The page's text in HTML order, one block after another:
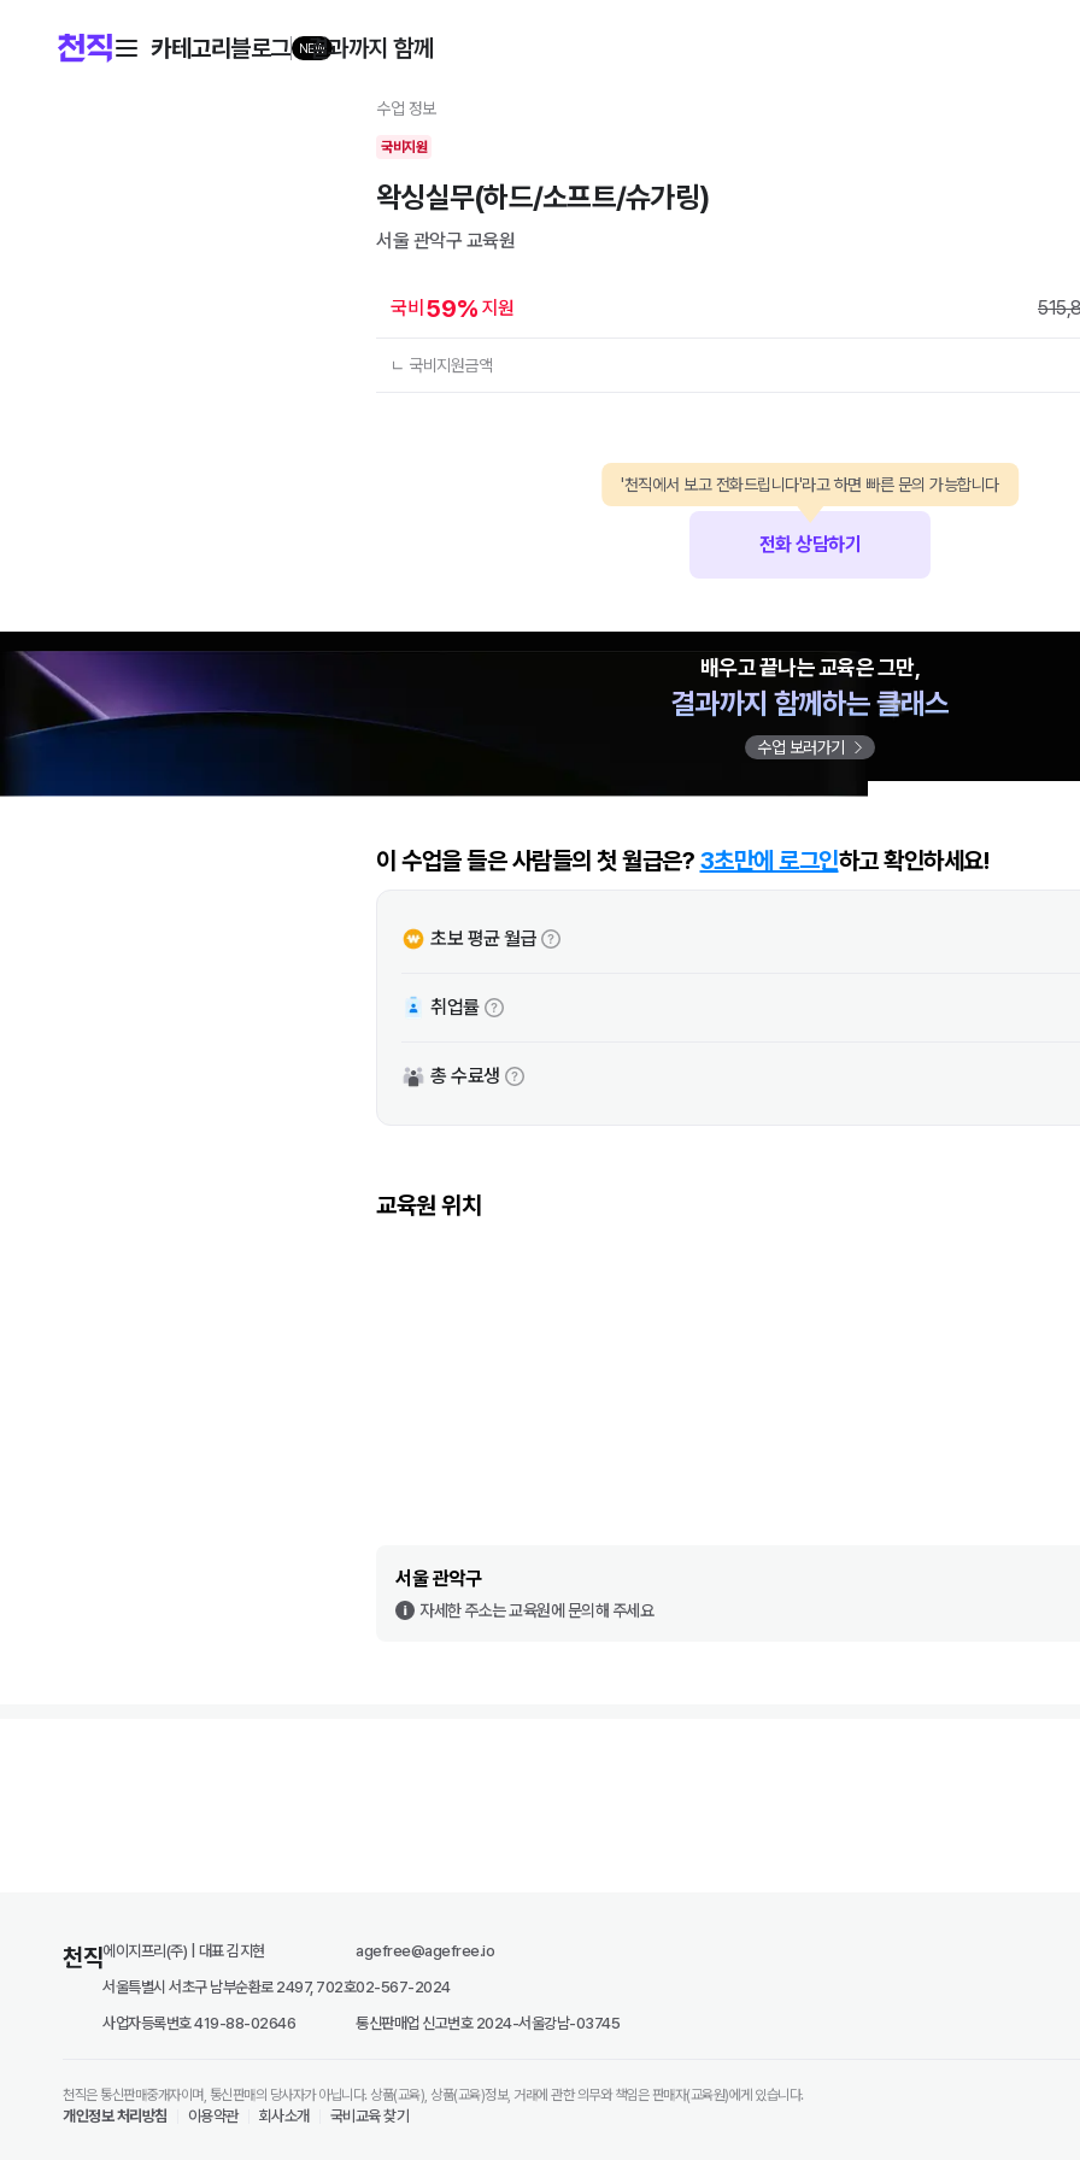
카테고리 블로그 NEW
결과까지 함께
수업 정보
국비지원
왁싱실무(하드/소프트/슈가링)
서울 관악구 교육원
국비 59% 지원
ㄴ 국비지원금액
전화 상담하기
'천직에서 보고 전화드립니다'라고 하면 빠른 문의 가능합니다
배우고 끝나는 교육은 그만,
결과까지 함께하는 클래스
수업 보러가기
이 수업을 들은 사람들의 첫 월급은? 3초만에 로그인하고 확인하세요!
초보 평균 월급
취업률
총 수료생
교육원 위치
서울 관악구
자세한 주소는 교육원에 문의해 주세요
천직에이지프리(주) | 대표 김지현
서울특별시 서초구 남부순환로 2497, 702호
사업자등록번호 419-88-02646
agefree@agefree.io
02-567-2024
통신판매업 신고번호 2024-서울강남-03745
천직은 통신판매중개자이며, 통신판매의 당사자가 아닙니다. 상품(교육), 상품(교육)정보, 거래에 관한 의무와 책임은 판매자(교육원)에게 있습니다.
개인정보 처리방침 이용약관 회사소개 국비교육 찾기